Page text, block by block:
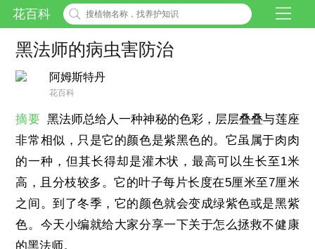
花百科
黑法师的病虫害防治
阿姆斯特丹
花百科
摘要 黑法师总给人一种神秘的色彩，层层叠叠与莲座
非常相似，只是它的颜色是紫黑色的。它虽属于肉肉
的一种，但其长得却是灌木状，最高可以生长至1米
高，且分枝较多。它的叶子每片长度在5厘米至7厘米
之间。到了冬季，它的颜色就会变成绿紫色或是黑紫
色。今天小编就给大家分享一下关于怎么拯救不健康
的黑法师。